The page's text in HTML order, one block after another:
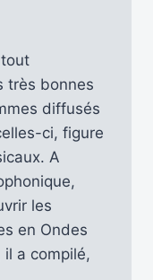
très bonnes
diffusés
ci, figure
A
les
en Ondes
il a compilé,